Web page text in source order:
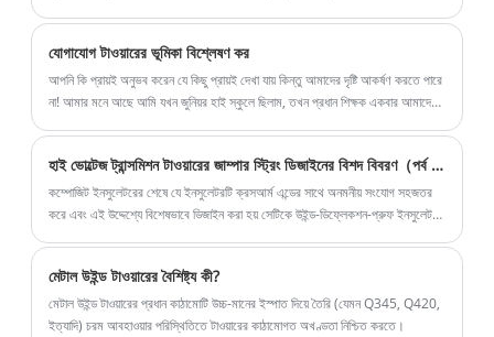
যোগাযোগ টাওয়ারের ভূমিকা বিশ্লেষণ কর
আপনি কি প্রায়ই অনুভব করেন যে কিছু প্রায়ই দেখা যায় কিন্তু আমাদের দৃষ্টি আকর্ষণ করতে পারে
না! আমার মনে আছে আমি যখন জুনিয়র হাই স্কুলে ছিলাম, তখন প্রধান শিক্ষক একবার আমাদের
হাই ভোল্টেজ ট্রান্সমিশন টাওয়ারের জাম্পার স্ট্রিং ডিজাইনের বিশদ বিবরণ（পর্ব দুই）
কম্পোজিট ইনসুলেটরের শেষে যে ইনসুলেটরটি ক্রসআর্ম এন্ডের সাথে অনমনীয় সংযোগ সহজতর
করে এবং এই উদ্দেশ্যে বিশেষভাবে ডিজাইন করা হয় সেটিকে উইন্ড-ডিফ্লেকশন-প্রুফ ইনসুলেটর
মেটাল উইন্ড টাওয়ারের বৈশিষ্ট্য কী?
মেটাল উইন্ড টাওয়ারের প্রধান কাঠামোটি উচ্চ-মানের ইস্পাত দিয়ে তৈরি (যেমন Q345, Q420,
ইত্যাদি) চরম আবহাওয়ার পরিস্থিতিতে টাওয়ারের কাঠামোগত অখণ্ডতা নিশ্চিত করতে।